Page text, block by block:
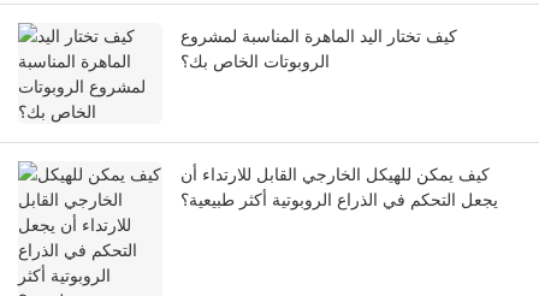
كيف تختار اليد الماهرة المناسبة لمشروع
الروبوتات الخاص بك؟
كيف يمكن للهيكل الخارجي القابل للارتداء أن
يجعل التحكم في الذراع الروبوتية أكثر طبيعية؟